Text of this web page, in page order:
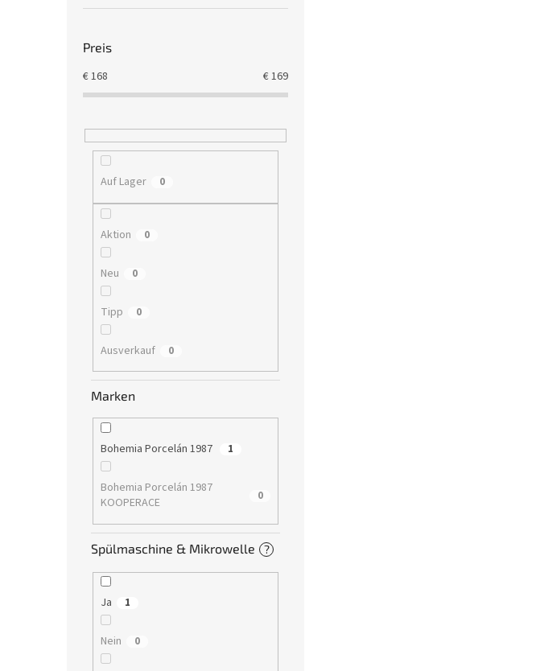
Preis
€168 €169
Auf Lager 0
Aktion 0
Neu 0
Tipp 0
Ausverkauf 0
Marken
Bohemia Porcelán 1987 1
Bohemia Porcelán 1987
KOOPERACE
0
Spülmaschine & Mikrowelle ?
Ja 1
Nein 0